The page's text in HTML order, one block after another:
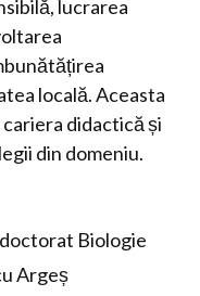
lucrarea
locală. Aceasta
didactică și
din domeniu.
Biologie
Argeș